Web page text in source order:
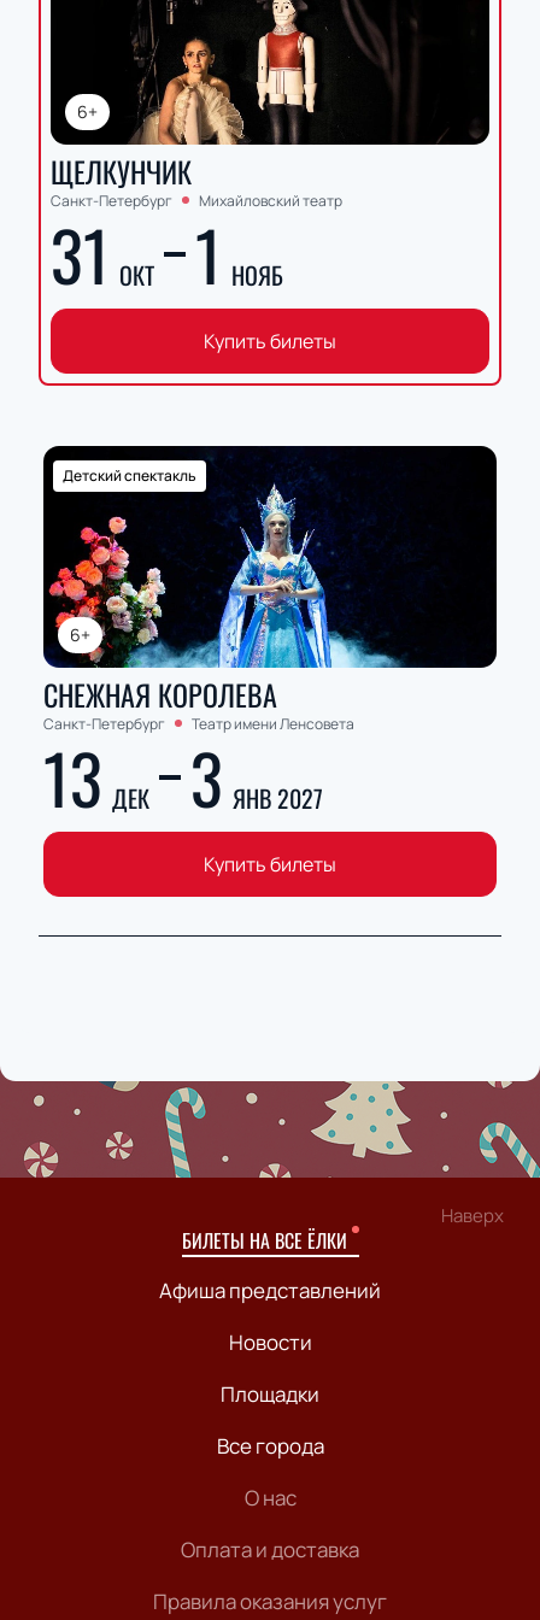
6+
ЩЕЛКУНЧИК
Санкт-Петербург Михайловский театр
31 ОКТ 1 НОЯБ
Купить билеты
6+
Детский спектакль
СНЕЖНАЯ КОРОЛЕВА
Санкт-Петербург Театр имени Ленсовета
13 ДЕК 3 ЯНВ 2027
Купить билеты
Наверх
БИЛЕТЫ НА ВСЕ ЁЛКИ
Афиша представлений
Новости
Площадки
Все города
О нас
Оплата и доставка
Правила оказания услуг